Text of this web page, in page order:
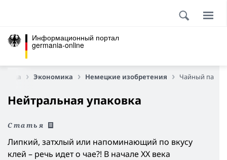
Информационный портал
germania-online
Экономика Немецкие изобретения Чайный
Нейтральная упаковка
Статья
Липкий, затхлый или напоминающий по вкусу
клей – речь идет о чае?! В начале ХХ века